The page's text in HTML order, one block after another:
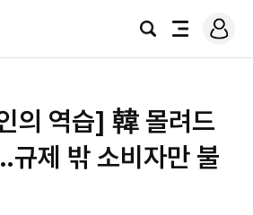
검
전
로
그
의 역습] 韓 몰려드
제 밖 소비자만 불